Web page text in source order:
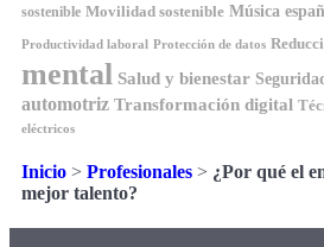
sostenible Movilidad sostenible Música
Productividad laboral Protección de datos
mental Salud y bienestar
automotriz Transformación digital
eléctricos
Inicio > Profesionales > ¿Por qué el
mejor talento?